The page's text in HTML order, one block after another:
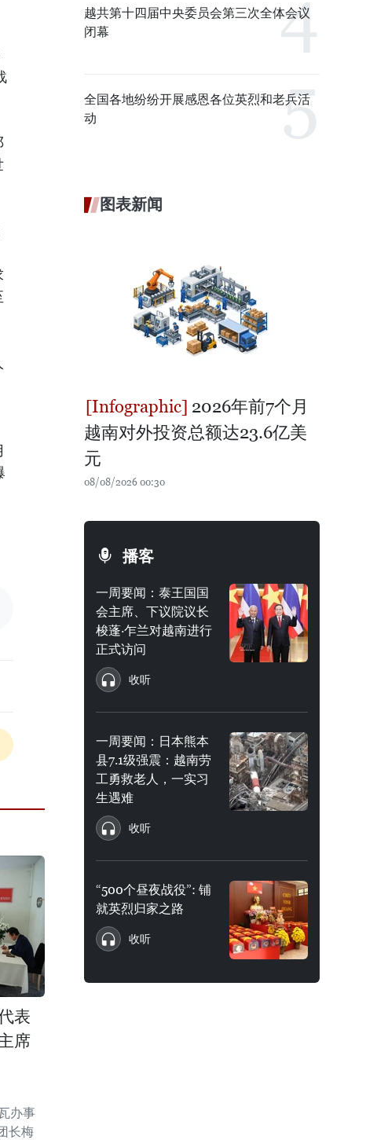
表
席
办事
长梅
越共第十四届中央委员会第三次全体会议
闭幕
全国各地纷纷开展感恩各位英烈和老兵活
动
图表新闻
2026年前7个月
越南对外投资总额达23.6亿美
元
08/08/2026 00:30
播客
一周要闻：泰王国国
会主席、下议院议长
梭蓬·乍兰对越南进行
正式访问
收听
一周要闻：日本熊本
县7.1级强震：越南劳
工勇救老人，一实习
生遇难
收听
“500个昼夜战役”: 铺
就英烈归家之路
收听